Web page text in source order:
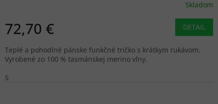
Skladom
72,70 € DETAIL
Teplé a pohodlné pánske funkčné tričko s krátkym rukávom.
Vyrobené zo 100 % tasmánskej merino vlny.
S